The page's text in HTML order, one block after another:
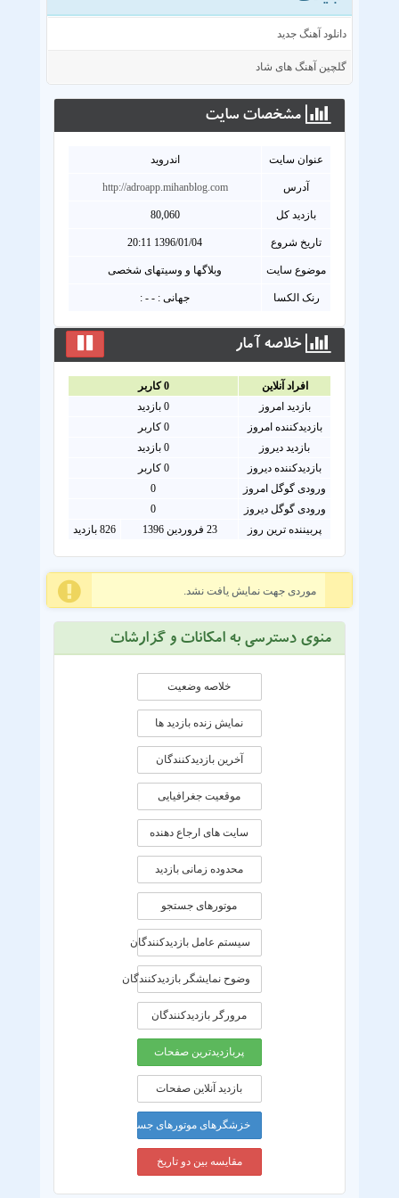
دانلود آهنگ جدید
گلچین آهنگ های شاد
مشخصات سايت
عنوان سايت اندروید
آدرس http://adroapp.mihanblog.com
بازدید کل 80,060
تاریخ شروع 1396/01/04 20:11
موضوع سایت وبلاگها و وسیتهای شخصی
رنک الکسا جهانی : - - :
خلاصه آمار
افراد آنلاين 0کاربر
بازدید امروز
0بازدید
بازدیدکننده امروز
0 کاربر
بازدید دیروز
0 بازدید
بازدیدکننده دیروز
0 کاربر
ورودی گوگل امروز
0
ورودی گوگل دیروز
0
پربیننده ترین روز
23 فروردین 1396 826 بازدید
موردی جهت نمایش یافت نشد.
منوی دسترسی به امکانات و گزارشات
خلاصه وضعیت
نمایش زنده بازدید ها
آخرین بازدیدکنندگان
موقعيت جغرافيايی
سایت های ارجاع دهنده
محدوده زمانی بازديد
موتورهای جستجو
سیستم عامل بازدیدکنندگان
وضوح نمایشگر بازدیدکنندگان
مرورگر بازدیدکنندگان
پربازدیدترین صفحات
بازدید آنلاین صفحات
خزشگرهای موتورهای جستجو
مقایسه بین دو تاریخ